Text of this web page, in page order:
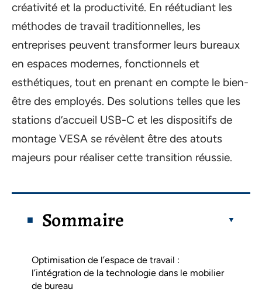
créativité et la productivité. En réétudiant les
méthodes de travail traditionnelles, les
entreprises peuvent transformer leurs bureaux
en espaces modernes, fonctionnels et
esthétiques, tout en prenant en compte le bien-
être des employés. Des solutions telles que les
stations d’accueil USB-C et les dispositifs de
montage VESA se révèlent être des atouts
majeurs pour réaliser cette transition réussie.
Sommaire
Optimisation de l’espace de travail :
l’intégration de la technologie dans le mobilier
de bureau